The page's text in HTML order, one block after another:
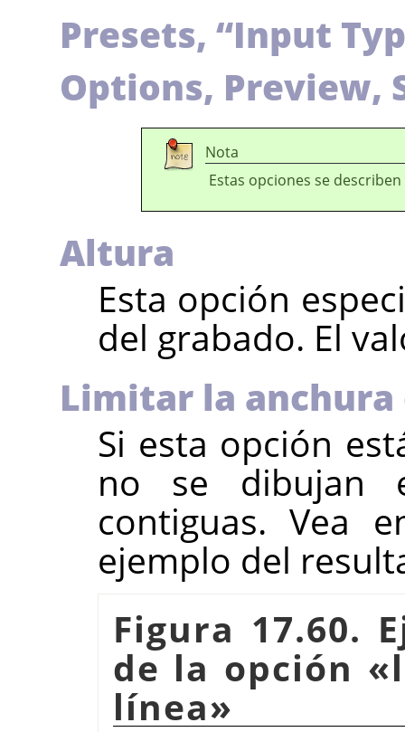
Presets, “Input
Options, Preview,
Nota
Estas opciones se
Altura
Esta opción
del grabado. El
Limitar la anchura
Si esta opción
no se dibujan
contiguas. Vea
ejemplo del
Figura 17.60.
de la opción
línea»